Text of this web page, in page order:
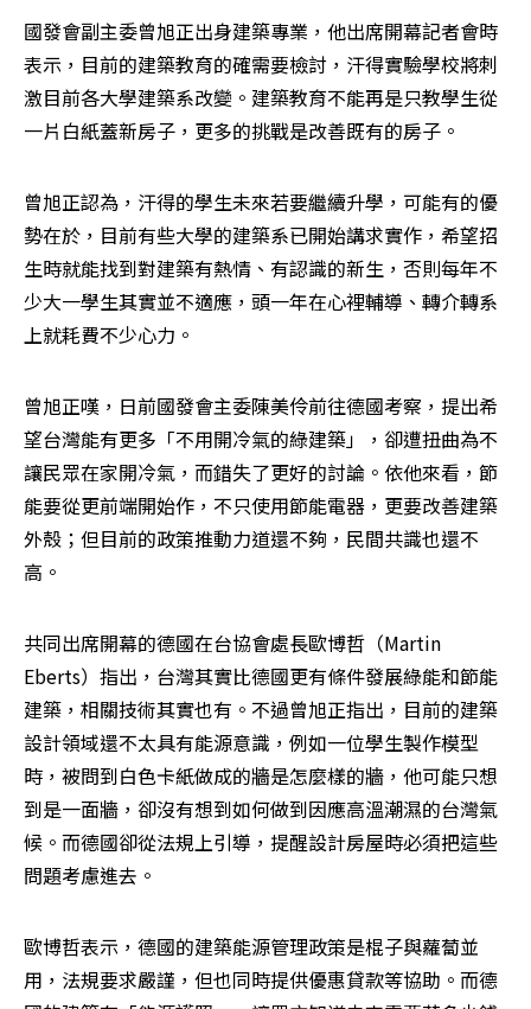
國發會副主委曾旭正出身建築專業，他出席開幕記者會時
表示，目前的建築教育的確需要檢討，汗得實驗學校將刺
激目前各大學建築系改變。建築教育不能再是只教學生從
一片白紙蓋新房子，更多的挑戰是改善既有的房子。
曾旭正認為，汗得的學生未來若要繼續升學，可能有的優
勢在於，目前有些大學的建築系已開始講求實作，希望招
生時就能找到對建築有熱情、有認識的新生，否則每年不
少大一學生其實並不適應，頭一年在心裡輔導、轉介轉系
上就耗費不少心力。
曾旭正嘆，日前國發會主委陳美伶前往德國考察，提出希
望台灣能有更多「不用開冷氣的綠建築」，卻遭扭曲為不
讓民眾在家開冷氣，而錯失了更好的討論。依他來看，節
能要從更前端開始作，不只使用節能電器，更要改善建築
外殼；但目前的政策推動力道還不夠，民間共識也還不
高。
共同出席開幕的德國在台協會處長歐博哲（Martin
Eberts）指出，台灣其實比德國更有條件發展綠能和節能
建築，相關技術其實也有。不過曾旭正指出，目前的建築
設計領域還不太具有能源意識，例如一位學生製作模型
時，被問到白色卡紙做成的牆是怎麼樣的牆，他可能只想
到是一面牆，卻沒有想到如何做到因應高溫潮濕的台灣氣
候。而德國卻從法規上引導，提醒設計房屋時必須把這些
問題考慮進去。
歐博哲表示，德國的建築能源管理政策是棍子與蘿蔔並
用，法規要求嚴謹，但也同時提供優惠貸款等協助。而德